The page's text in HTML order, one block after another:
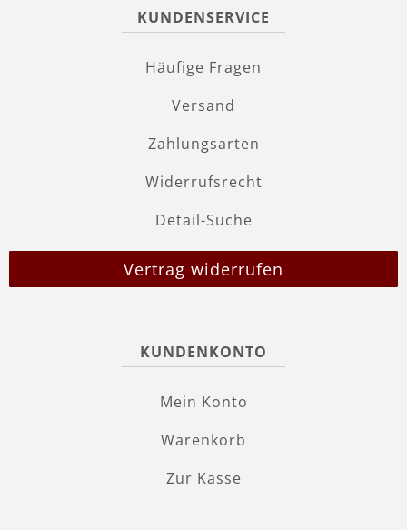
KUNDENSERVICE
Häufige Fragen
Versand
Zahlungsarten
Widerrufsrecht
Detail-Suche
Vertrag widerrufen
KUNDENKONTO
Mein Konto
Warenkorb
Zur Kasse